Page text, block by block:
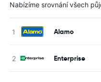
Nabízíme srovnání všech
Alamo
Enterprise